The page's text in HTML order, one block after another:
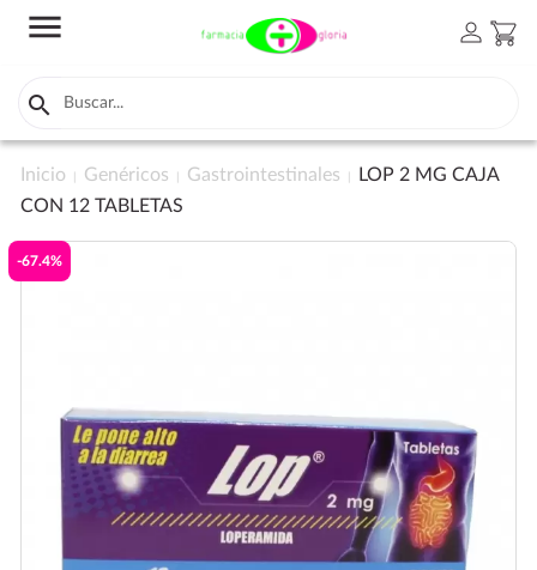
menu person shopping_cart

Inicio Genéricos Gastrointestinales
LOP 2 MG CAJA
CON 12 TABLETAS
-67.4%